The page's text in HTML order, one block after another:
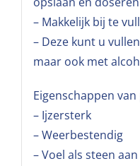
– Makkelijk bij te
– Deze kunt u
maar ook met
Eigenschappen
– Ijzersterk
– Weerbestendig
– Voel als steen aan